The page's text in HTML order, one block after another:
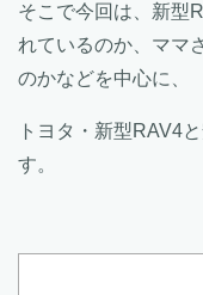
そこで今回は、新型
れているのか、ママ
のかなどを中心に、
トヨタ・新型RAV4
す。